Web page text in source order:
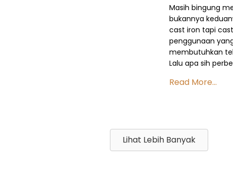
Masih bingung
bukannya
cast iron tapi
penggunaan
membutuhkan
Lalu apa sih
Read More...
Lihat Lebih Banyak